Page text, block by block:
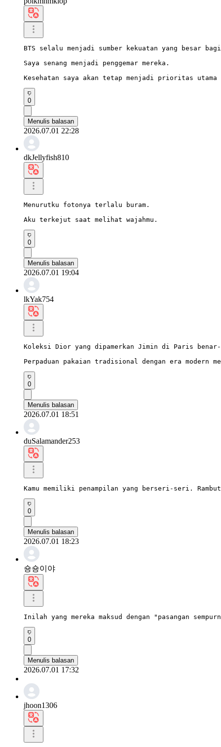
BTS selalu menjadi sumber kekuatan yang besar
Saya senang menjadi penggemar mereka.
Kesehatan saya akan tetap menjadi prioritas utama
0
Menulis balasan
2026.07.01 22:28
dkJellyfish810
Menurutku fotonya terlalu buram.
Aku terkejut saat melihat wajahmu.
0
Menulis balasan
2026.07.01 19:04
lkYak754
Koleksi Dior yang dipamerkan Jimin di Paris
Perpaduan pakaian tradisional dengan era modern
0
Menulis balasan
2026.07.01 18:51
duSalamander253
Kamu memiliki penampilan yang berseri-seri.
0
Menulis balasan
2026.07.01 18:23
숑숑이야
Inilah yang mereka maksud dengan "pasangan
0
Menulis balasan
2026.07.01 17:32
jhoon1306